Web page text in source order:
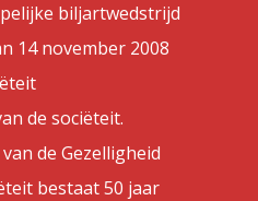
biljartwedstrijd
14 november 2008
de sociëteit.
de Gezelligheid
bestaat 50 jaar